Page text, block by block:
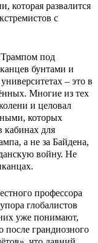
которая развалится
с
под
бунтами и
– это в
Многие из тех
и целовал
которых
кабинах для
а не за Байдена,
войну. Не
профессора
глобалистов
уже понимают,
после грандиозного